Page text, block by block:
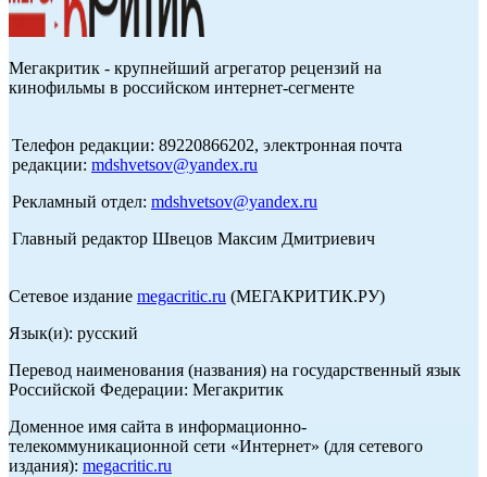
Мегакритик - крупнейший агрегатор рецензий на
кинофильмы в российском интернет-сегменте
Телефон редакции: 89220866202, электронная почта
редакции: mdshvetsov@yandex.ru
Рекламный отдел: mdshvetsov@yandex.ru
Главный редактор Швецов Максим Дмитриевич
Сетевое издание megacritic.ru (МЕГАКРИТИК.РУ)
Язык(и): русский
Перевод наименования (названия) на государственный язык
Российской Федерации: Мегакритик
Доменное имя сайта в информационно-
телекоммуникационной сети «Интернет» (для сетевого
издания): megacritic.ru